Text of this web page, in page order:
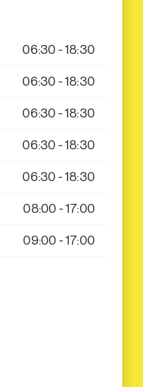
06:30 - 18:30
06:30 - 18:30
06:30 - 18:30
06:30 - 18:30
06:30 - 18:30
08:00 - 17:00
09:00 - 17:00